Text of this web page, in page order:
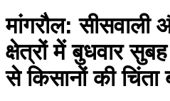
मांगरौल:
क्षेत्रों में बुधवार
से किसानों की चिंता